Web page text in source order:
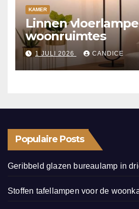
KAMER
Linnen
woonruimtes
1 JULI 2026 CANDICE
Populaire Posts
Geribbeld glazen bureaulamp in
Stoffen tafellampen voor de